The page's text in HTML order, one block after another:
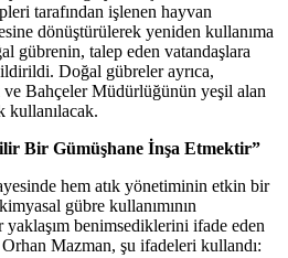
tarafından işlenen hayvan
dönüştürülerek yeniden kullanıma
gübrenin, talep eden vatandaşlara
Doğal gübreler ayrıca,
Bahçeler Müdürlüğünün yeşil alan
kullanılacak.
Bir Gümüşhane İnşa Etmektir”
hem atık yönetiminin etkin bir
gübre kullanımının
yaklaşım benimsediklerini ifade eden
Orhan Mazman, şu ifadeleri kullandı: